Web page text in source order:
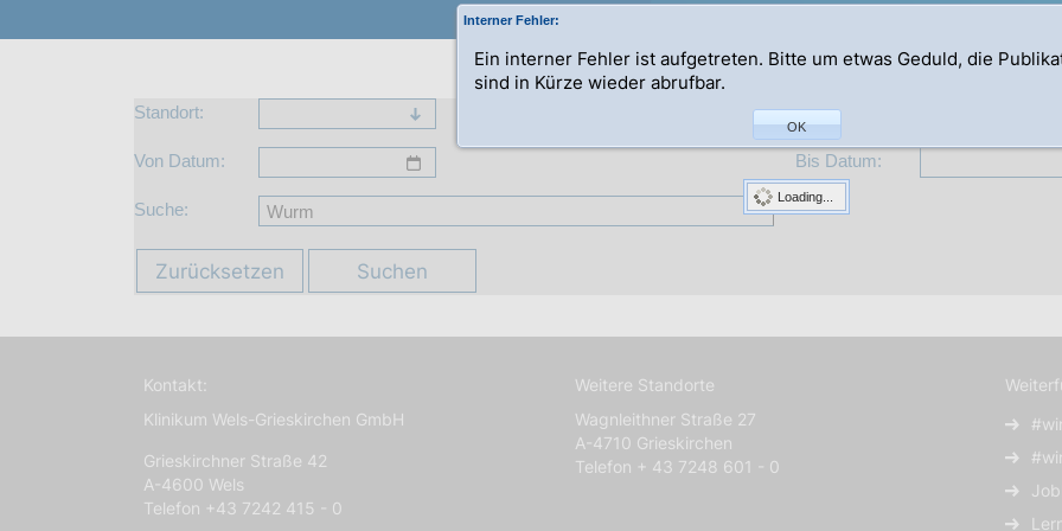
Standort: Abteilung:
Von Datum: Bis Datum:
Suche:
Zurücksetzen Suchen
Loading...
Kontakt:
Klinikum Wels-Grieskirchen GmbH
Grieskirchner Straße 42
A-4600 Wels
Telefon +43 7242 415 - 0
Weitere Standorte
Wagnleithner Straße 27
A-4710 Grieskirchen
Telefon + 43 7248 601 - 0
Interner Fehler:
Ein interner Fehler ist aufgetreten. Bitte um etwas Geduld, die
sind in Kürze wieder abrufbar.
OK